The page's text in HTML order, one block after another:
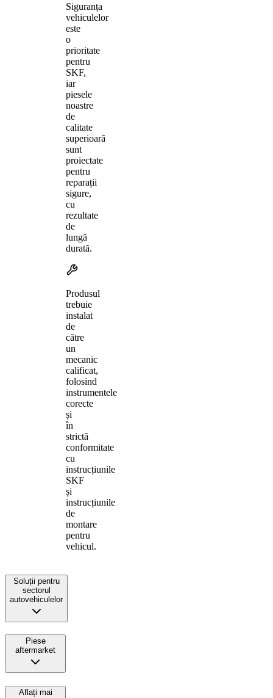
Siguranța
vehiculelor
este
o
prioritate
pentru
SKF,
iar
piesele
noastre
de
calitate
superioară
sunt
proiectate
pentru
reparații
sigure,
cu
rezultate
de
lungă
durată.
Produsul
trebuie
instalat
de
către
un
mecanic
calificat,
folosind
instrumentele
corecte
și
în
strictă
conformitate
cu
instrucțiunile
SKF
și
instrucțiunile
de
montare
pentru
vehicul.
Soluții pentru
sectorul
autovehiculelor
Piese
aftermarket
Aflați mai